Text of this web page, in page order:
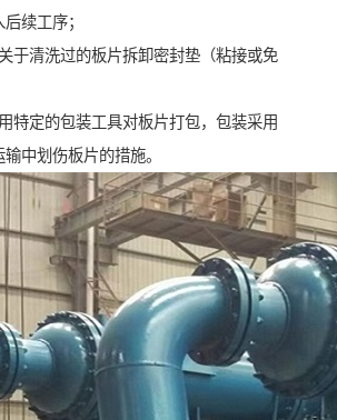
续工序；
于清洗过的板片拆卸密封垫（粘接或免
特定的包装工具对板片打包，包装采用
输中划伤板片的措施。